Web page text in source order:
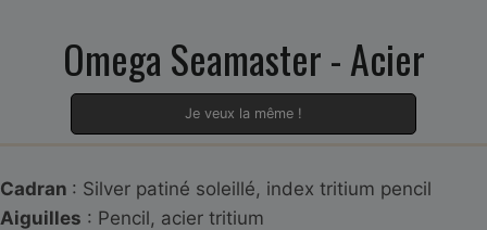
Omega Seamaster - Acier
Je veux la même !
Cadran : Silver patiné soleillé, index tritium pencil
Aiguilles : Pencil, acier tritium